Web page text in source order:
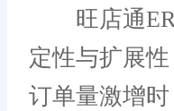
旺店通
定性与扩展
订单量激增